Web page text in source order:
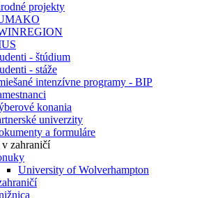
projekty
- štúdium
- stáže
intenzívne programy - BIP
konania
univerzity
a formuláre
zahraničí
University of Wolverhampton